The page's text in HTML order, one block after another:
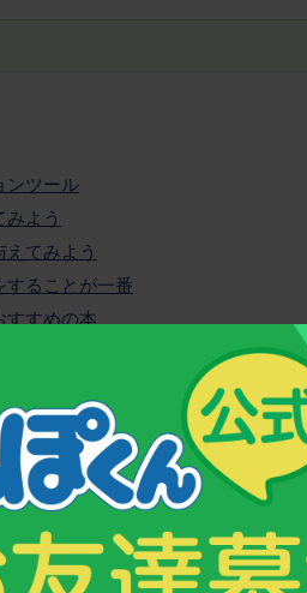
ンツール
よう
てみよう
することが一番
すめの本
してあげる その２